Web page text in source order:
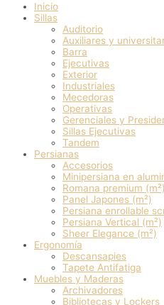
Inicio
Sillas
Auditorio
Auxiliares y
Barra
Ejecutivas
Exterior
Industriales
Mecedoras
Operativas
Gerenciales y
Sillas Ejecutivas
Tandem
Persianas
Accesorios
Minipersiana en
Romana premium (m²)
Panel Japones (m²)
Persiana enrollable
Persiana Vertical (m²)
Sheer Elegance (m²)
Ergonomía
Descansapies
Tapete Antifatiga
Muebles y Maderas
Archivadores
Bibliotecas y Lockers